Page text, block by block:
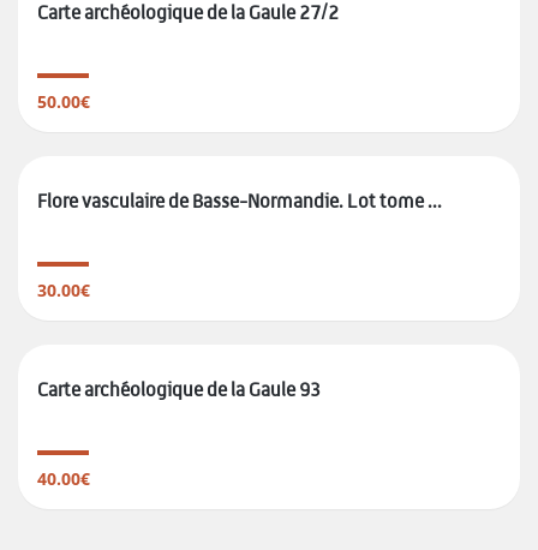
Carte archéologique de la Gaule 27/2
50.00€
Flore vasculaire de Basse-Normandie. Lot tome ...
30.00€
Carte archéologique de la Gaule 93
40.00€